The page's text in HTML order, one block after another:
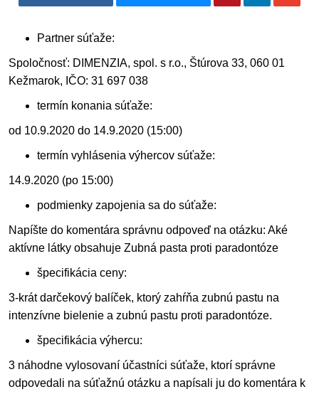
Partner súťaže:
Spoločnosť: DIMENZIA, spol. s r.o., Štúrova 33, 060 01
Kežmarok, IČO: 31 697 038
termín konania súťaže:
od 10.9.2020 do 14.9.2020 (15:00)
termín vyhlásenia výhercov súťaže:
14.9.2020 (po 15:00)
podmienky zapojenia sa do súťaže:
Napíšte do komentára správnu odpoveď na otázku: Aké
aktívne látky obsahuje Zubná pasta proti paradontóze
špecifikácia ceny:
3-krát darčekový balíček, ktorý zahŕňa zubnú pastu na
intenzívne bielenie a zubnú pastu proti paradontóze.
špecifikácia výhercu:
3 náhodne vylosovaní účastníci súťaže, ktorí správne
odpovedali na súťažnú otázku a napísali ju do komentára k